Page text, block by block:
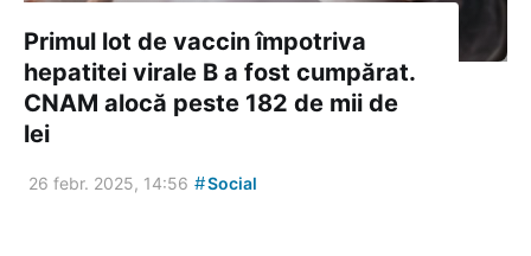
Primul lot de vaccin împotriva
hepatitei virale B a fost cumpărat.
CNAM alocă peste 182 de mii de
lei
26 febr. 2025, 14:56 #Social